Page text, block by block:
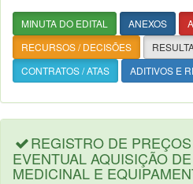
MINUTA DO EDITAL ANEXOS
RECURSOS / DECISÕES
CONTRATOS / ATAS
ADITIVOS E
REGISTRO DE
EVENTUAL AQUISIÇÃO
MEDICINAL E